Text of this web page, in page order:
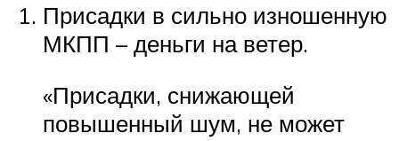
Присадки в сильно изношенную
МКПП – деньги на ветер.
«Присадки, снижающей
повышенный шум, не может